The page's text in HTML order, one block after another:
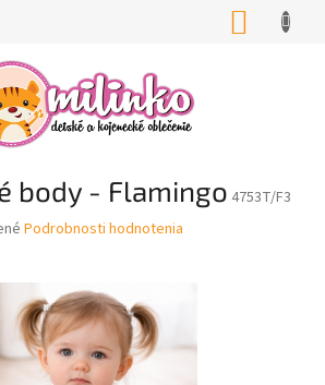
body - Flamingo 4753T/F3
Podrobnosti hodnotenia